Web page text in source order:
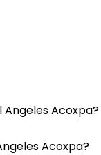
Acoxpa?
Acoxpa?